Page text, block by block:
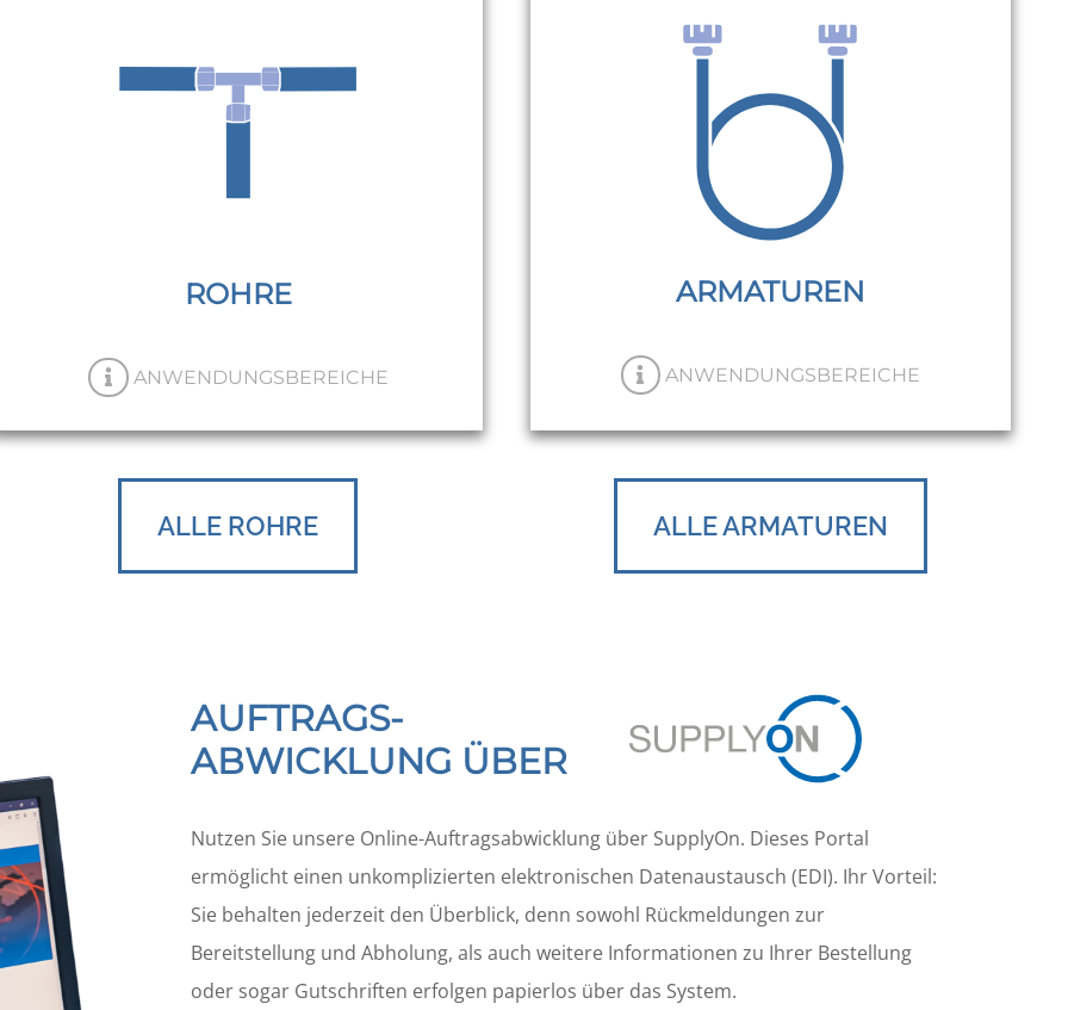
ROHRE
ANWENDUNGSBEREICHE
Druckluftanwendungen
Thermofixierung
ALLE ROHRE
ARMATUREN
ANWENDUNGSBEREICHE
ANWENDUNGSBEREICHE
Automotive (Steckzapfen und
Armaturen für Verdeckhydraulik)
Armaturen für alle Tecalan Schläuche
ALLE ARMATUREN
AUFTRAGS­
ABWICKLUNG ÜBER
Nutzen Sie unsere Online-Auftragsabwicklung über SupplyOn. Dieses Portal
ermöglicht einen unkomplizierten elektronischen Datenaustausch (EDI). Ihr Vorteil:
Sie behalten jederzeit den Überblick, denn sowohl Rückmeldungen zur
Bereitstellung und Abholung, als auch weitere Informationen zu Ihrer Bestellung
oder sogar Gutschriften erfolgen papierlos über das System.